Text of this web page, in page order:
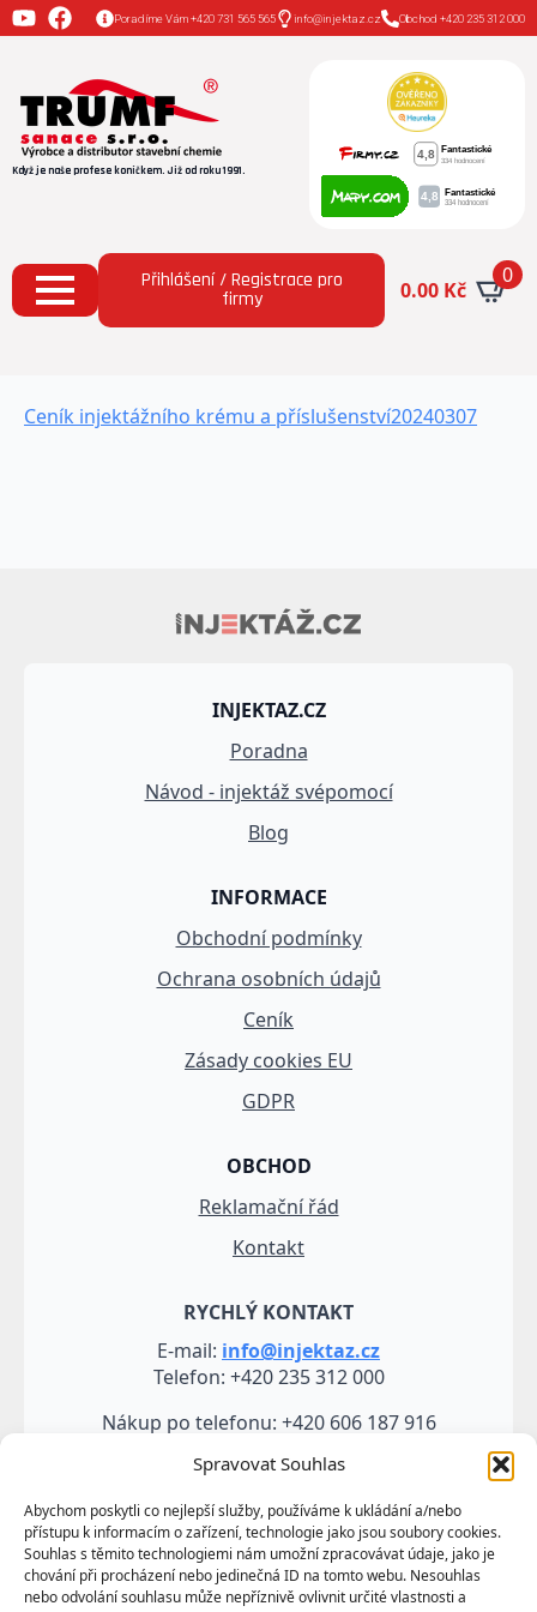
Spravovat Souhlas
Abychom poskytli co nejlepší služby, používáme k ukládání a/nebo
přístupu k informacím o zařízení, technologie jako jsou soubory cookies.
Souhlas s těmito technologiemi nám umožní zpracovávat údaje, jako je
chování při procházení nebo jedinečná ID na tomto webu. Nesouhlas
nebo odvolání souhlasu může nepříznivě ovlivnit určité vlastnosti a
Poradíme Vám +420 731 565 565 info@injektaz.cz Obchod +420 235 312 000
Když je naše profese koníčkem. Již od roku 1991.
Přihlášení / Registrace pro
firmy 0.00 Kč
0
Ceník injektážního krému a příslušenství20240307
INJEKTAZ.CZ
Poradna
Návod - injektáž svépomocí
Blog
INFORMACE
Obchodní podmínky
Ochrana osobních údajů
Ceník
Zásady cookies EU
GDPR
OBCHOD
Reklamační řád
Kontakt
RYCHLÝ KONTAKT
E-mail: info@injektaz.cz
Telefon: +420 235 312 000
Nákup po telefonu: +420 606 187 916